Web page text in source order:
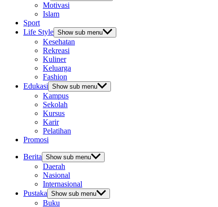
Motivasi
Islam
Sport
Life Style Show sub menu
Kesehatan
Rekreasi
Kuliner
Keluarga
Fashion
Edukasi Show sub menu
Kampus
Sekolah
Kursus
Karir
Pelatihan
Promosi
Berita Show sub menu
Daerah
Nasional
Internasional
Pustaka Show sub menu
Buku